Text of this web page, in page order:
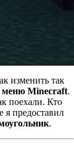
изменить так
меню Minecraft.
поехали. Кто
я предоставил
.